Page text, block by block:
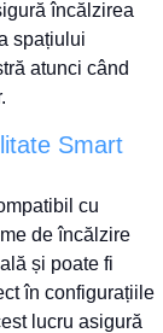
încălzirea
spațiului
atunci când
Smart
cu
de încălzire
și poate fi
în configurațiile
lucru asigură